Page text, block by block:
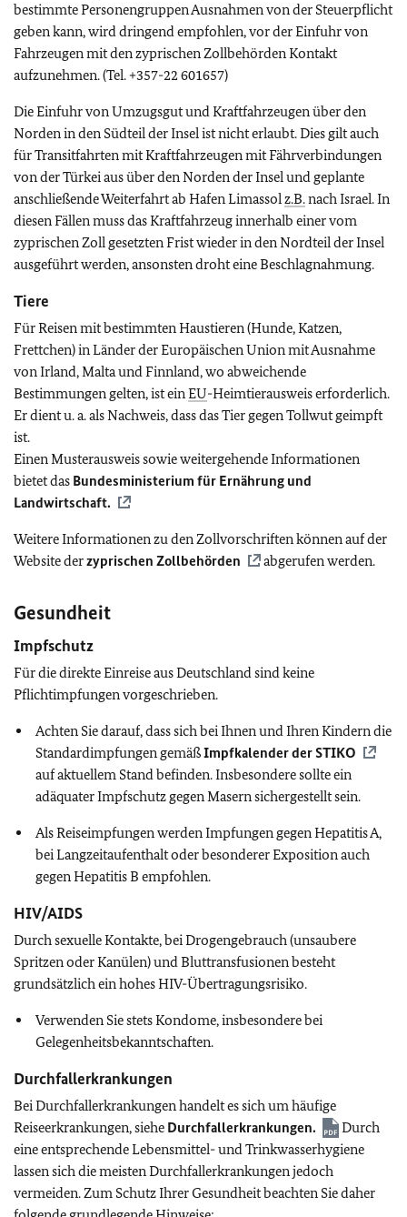
bestimmte Personengruppen Ausnahmen von der Steuerpflicht
geben kann, wird dringend empfohlen, vor der Einfuhr von
Fahrzeugen mit den zyprischen Zollbehörden Kontakt
aufzunehmen. (Tel. +357-22 601657)
Die Einfuhr von Umzugsgut und Kraftfahrzeugen über den
Norden in den Südteil der Insel ist nicht erlaubt. Dies gilt auch
für Transitfahrten mit Kraftfahrzeugen mit Fährverbindungen
von der Türkei aus über den Norden der Insel und geplante
anschließende Weiterfahrt ab Hafen Limassolz.B.nach Israel. In
diesen Fällen muss das Kraftfahrzeug innerhalb einer vom
zyprischen Zoll gesetzten Frist wieder in den Nordteil der Insel
ausgeführt werden, ansonsten droht eine Beschlagnahmung.
Tiere
Für Reisen mit bestimmten Haustieren (Hunde, Katzen,
Frettchen) in Länder der Europäischen Union mit Ausnahme
von Irland, Malta und Finnland, wo abweichende
Bestimmungen gelten, ist einEU-Heimtierausweis erforderlich.
Er dient u. a. als Nachweis, dass das Tier gegen Tollwut geimpft
ist.
Einen Musterausweis sowie weitergehende Informationen
bietet das Bundesministerium für Ernährung und
Landwirtschaft.
Weitere Informationen zu den Zollvorschriften können auf der
Website derzyprischen Zollbehörden abgerufen werden.
Gesundheit
Impfschutz
Für die direkte Einreise aus Deutschland sind keine
Pflichtimpfungen vorgeschrieben.
Achten Sie darauf, dass sich bei Ihnen und Ihren Kindern die
Standardimpfungen gemäßImpfkalender derSTIKO
auf aktuellem Stand befinden. Insbesondere sollte ein
adäquater Impfschutz gegen Masern sichergestellt sein.
Als Reiseimpfungen werden Impfungen gegen Hepatitis A,
bei Langzeitaufenthalt oder besonderer Exposition auch
gegen Hepatitis B empfohlen.
HIV/AIDS
Durch sexuelle Kontakte, bei Drogengebrauch (unsaubere
Spritzen oder Kanülen) und Bluttransfusionen besteht
grundsätzlich ein hohes HIV-Übertragungsrisiko.
Verwenden Sie stets Kondome, insbesondere bei
Gelegenheitsbekanntschaften.
Durchfallerkrankungen
Bei Durchfallerkrankungen handelt es sich um häufige
Reiseerkrankungen, siehe Durchfallerkrankungen.
Durch
eine entsprechende Lebensmittel- und Trinkwasserhygiene
lassen sich die meisten Durchfallerkrankungen jedoch
vermeiden. Zum Schutz Ihrer Gesundheit beachten Sie daher